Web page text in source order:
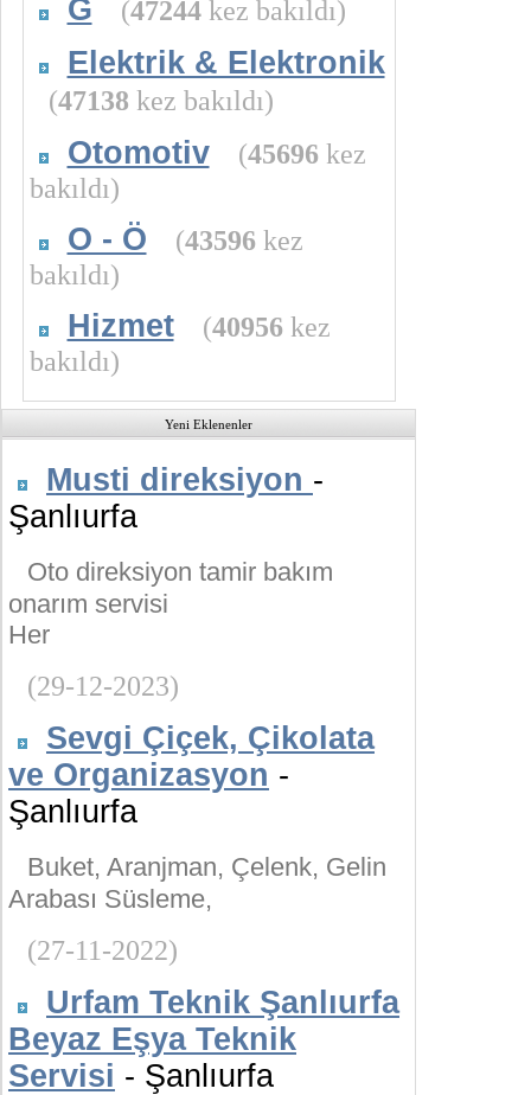
G (47244kez bakıldı)
Elektrik & Elektronik
(47138 kez bakıldı)
Otomotiv (45696 kez
bakıldı)
O - Ö (43596 kez
bakıldı)
Hizmet (40956 kez
bakıldı)
Yeni Eklenenler
Musti direksiyon -
Şanlıurfa
Oto direksiyon tamir bakım
onarım servisi
Her
(29-12-2023)
Sevgi Çiçek, Çikolata
ve Organizasyon -
Şanlıurfa
Buket, Aranjman, Çelenk, Gelin
Arabası Süsleme,
(27-11-2022)
Urfam Teknik Şanlıurfa
Beyaz Eşya Teknik
Servisi - Şanlıurfa